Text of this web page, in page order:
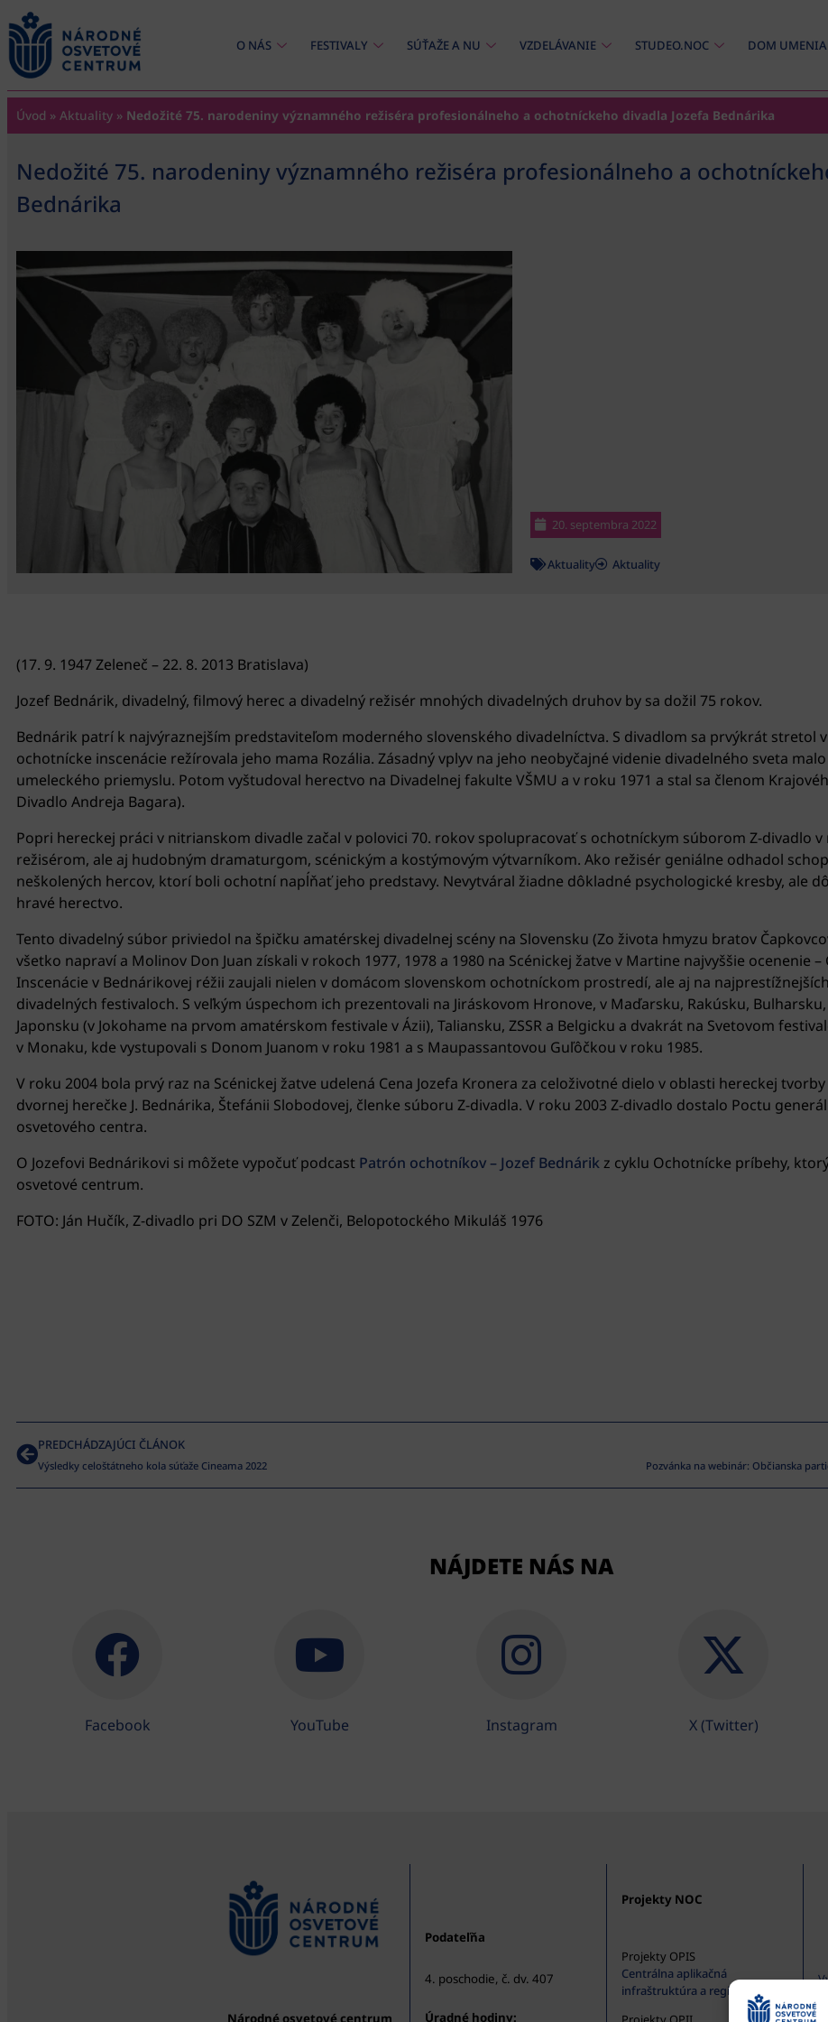
content
O NÁS FESTIVALY SÚŤAŽE A NU VZDELÁVANIE STUDEO.NOC DOM UMENIA
Úvod » Aktuality » Nedožité 75. narodeniny významného režiséra profesionálneho a ochotníckeho divadla Jozefa Bednárika
Nedožité 75. narodeniny významného režiséra profesionálneho a
Bednárika
20. septembra 2022
Aktuality Aktuality
(17. 9. 1947 Zeleneč – 22. 8. 2013 Bratislava)
Jozef Bednárik, divadelný, filmový herec a divadelný režisér mnohých divadelných druhov by sa dožil 75 rokov.
Bednárik patrí k najvýraznejším predstaviteľom moderného slovenského divadelníctva. S divadlom sa prvýkrát stretol
ochotnícke inscenácie režírovala jeho mama Rozália. Zásadný vplyv na jeho neobyčajné videnie divadelného sveta
umeleckého priemyslu. Potom vyštudoval herectvo na Divadelnej fakulte VŠMU a v roku 1971 a stal sa členom
Divadlo Andreja Bagara).
Popri hereckej práci v nitrianskom divadle začal v polovici 70. rokov spolupracovať s ochotníckym súborom Z-divadlo
režisérom, ale aj hudobným dramaturgom, scénickým a kostýmovým výtvarníkom. Ako režisér geniálne odhadol
neškolených hercov, ktorí boli ochotní napĺňať jeho predstavy. Nevytváral žiadne dôkladné psychologické kresby, ale
hravé herectvo.
Tento divadelný súbor priviedol na špičku amatérskej divadelnej scény na Slovensku (Zo života hmyzu bratov
všetko napraví a Molinov Don Juan získali v rokoch 1977, 1978 a 1980 na Scénickej žatve v Martine najvyššie ocenenie
Inscenácie v Bednárikovej réžii zaujali nielen v domácom slovenskom ochotníckom prostredí, ale aj na
divadelných festivaloch. S veľkým úspechom ich prezentovali na Jiráskovom Hronove, v Maďarsku, Rakúsku,
Japonsku (v Jokohame na prvom amatérskom festivale v Ázii), Taliansku, ZSSR a Belgicku a dvakrát na Svetovom
v Monaku, kde vystupovali s Donom Juanom v roku 1981 a s Maupassantovou Guľôčkou v roku 1985.
V roku 2004 bola prvý raz na Scénickej žatve udelená Cena Jozefa Kronera za celoživotné dielo v oblasti hereckej
dvornej herečke J. Bednárika, Štefánii Slobodovej, členke súboru Z-divadla. V roku 2003 Z-divadlo dostalo Poctu
osvetového centra.
O Jozefovi Bednárikovi si môžete vypočuť podcast Patrón ochotníkov – Jozef Bednárikz cyklu Ochotnícke príbehy,
osvetové centrum.
FOTO: Ján Hučík, Z-divadlo pri DO SZM v Zelenči, Belopotockého Mikuláš 1976
PREDCHÁDZAJÚCI ČLÁNOK
Výsledky celoštátneho kola súťaže Cineama 2022 Pozvánka na webinár: Občianska
NÁJDETE NÁS NA
Facebook YouTube Instagram X (Twitter)
Národné osvetové centrum
Podateľňa
4. poschodie, č. dv. 407
Úradné hodiny:
Projekty NOC
Projekty OPIS
Centrálna aplikačná
infraštruktúra a registratúra